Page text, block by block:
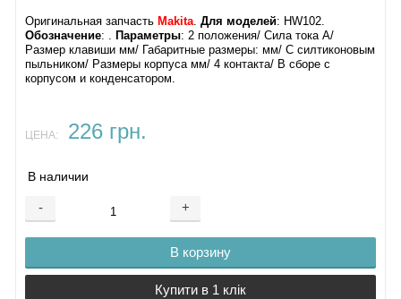
Оригинальная запчасть Makita .Для моделей: HW102.
Обозначение: . Параметры: 2 положения/ Сила тока А/
Размер клавиши мм/ Габаритные размеры: мм/ С силтиконовым
пыльником/ Размеры корпуса мм/ 4 контакта/ В сборе с
корпусом и конденсатором.
ЦЕНА: 226 грн.
В наличии
- +
В корзину
Купити в 1 клік